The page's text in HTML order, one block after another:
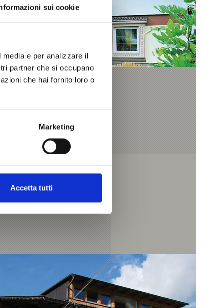
sui cookie
e per analizzare il
partner che si occupano
che hai fornito loro o
Marketing
Accetta tutti